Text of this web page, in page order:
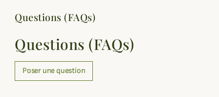
Questions (FAQs)
Questions (FAQs)
Poser une question